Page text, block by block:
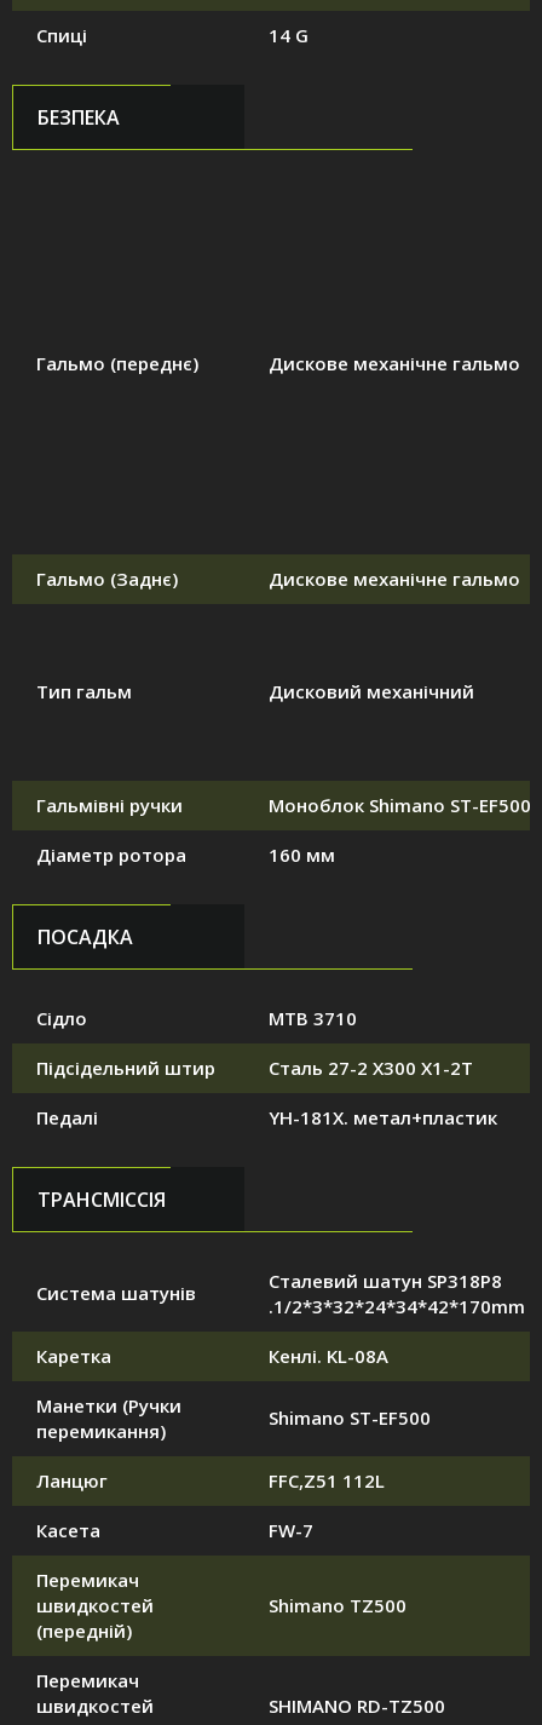
Спиці 14 G
БЕЗПЕКА
Гальмо (переднє) Дискове механічне гальмо
Гальмо (Заднє) Дискове механічне гальмо
Тип гальм Дисковий механічний
Гальмівні ручки Моноблок Shimano ST-EF500
Діаметр ротора 160 мм
ПОСАДКА
Сідло MTB 3710
Підсідельний штир Сталь 27-2 X300 X1-2T
Педалі YH-181X. метал+пластик
ТРАНСМІССІЯ
Система шатунів
Сталевий шатун SP318P8
.1/2*3*32*24*34*42*170mm
Каретка Кенлі. KL-08A
Манетки (Ручки
перемикання)
Shimano ST-EF500
Ланцюг FFC,Z51 112L
Касета FW-7
Перемикач
швидкостей
(передній)
Shimano TZ500
Перемикач
швидкостей
SHIMANO RD-TZ500